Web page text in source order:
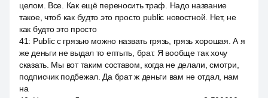
целом. Все. Как ещё переносить траф. Надо название
такое, чтоб как будто это просто public новостной. Нет, не
как будто это просто
41: Public с грязью можно назвать грязь, грязь хорошая. А я
же деньги не выдал то ептыть, брат. Я вообще так хочу
сказать. Мы вот таким составом, когда не делали, смотри,
подписчик подбежал. Да брат ж деньги вам не отдал, нам
на